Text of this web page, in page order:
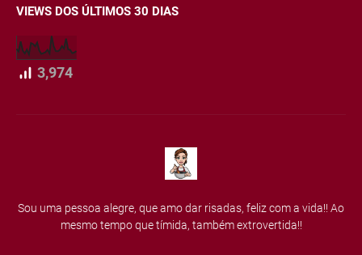
VIEWS DOS ÚLTIMOS 30 DIAS
3,974
Sou uma pessoa alegre, que amo dar risadas, feliz com a vida!! Ao
mesmo tempo que tímida, também extrovertida!!